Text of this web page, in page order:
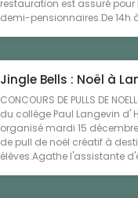
restauration est assuré pour
demi-pensionnaires.De 14h
Jingle Bells : Noël à
CONCOURS DE PULLS DE
du collège Paul Langevin d'
organisé mardi 15
de pull de noël créatif à
élèves.Agathe l'assistante